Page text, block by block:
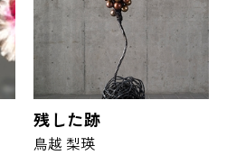
残した跡
鳥越 梨瑛